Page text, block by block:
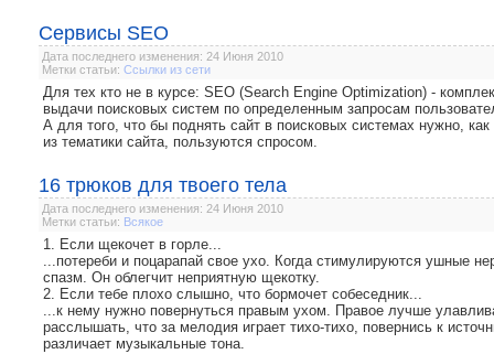
Сервисы SEO
Дата последнего изменения: 24 Июня 2010
Метки статьи: Ссылки из сети
Для тех кто не в курсе: SEO (Search Engine Optimization) -
выдачи поисковых систем по определенным запросам
А для того, что бы поднять сайт в поисковых системах нужно,
из тематики сайта, пользуются спросом.
16 трюков для твоего тела
Дата последнего изменения: 24 Июня 2010
Метки статьи: Всякое
1. Если щекочет в горле...
...потереби и поцарапай свое ухо. Когда стимулируются ушные
спазм. Он облегчит неприятную щекотку.
2. Если тебе плохо слышно, что бормочет собеседник...
...к нему нужно повернуться правым ухом. Правое лучше
расслышать, что за мелодия играет тихо-тихо, повернись к
различает музыкальные тона.